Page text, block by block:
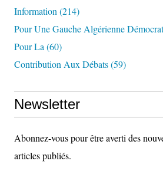
Information (214)
Pour Une Gauche Algérienne
Pour La (60)
Contribution Aux Débats(59)
Newsletter
Abonnez-vous pour être averti des
articles publiés.